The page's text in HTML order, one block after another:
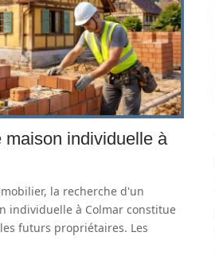
maison individuelle à
la recherche d'un
individuelle à Colmar constitue
futurs propriétaires. Les